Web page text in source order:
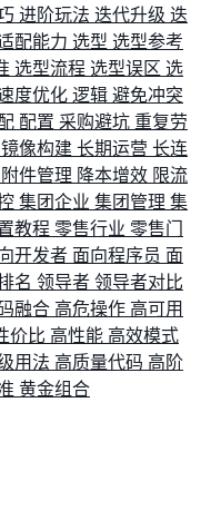
进阶玩法 迭代升级 迭
配能力 选型 选型参考
选型流程 选型误区 选
度优化 逻辑 避免冲突
配置 采购避坑 重复劳
镜像构建 长期运营 长连
附件管理 降本增效 限流
集团企业 集团管理 集
教程 零售行业 零售门
开发者 面向程序员 面
名 领导者 领导者对比
融合 高危操作 高可用
价比 高性能 高效模式
用法 高质量代码 高阶
黄金组合